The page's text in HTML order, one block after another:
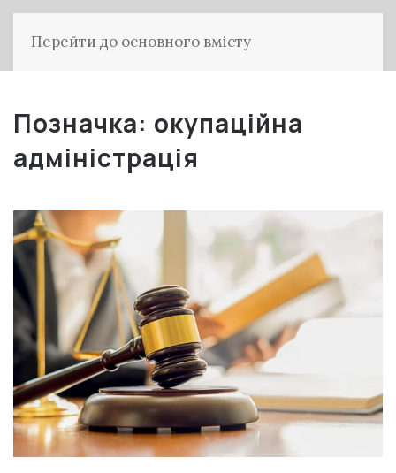
Перейти до основного вмісту
Позначка: окупаційна
адміністрація